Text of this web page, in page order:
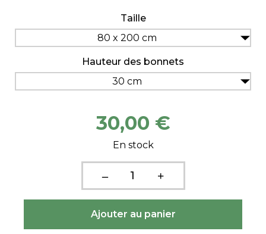
Taille
80 x 200 cm
Hauteur des bonnets
30 cm
30,00 €
En stock